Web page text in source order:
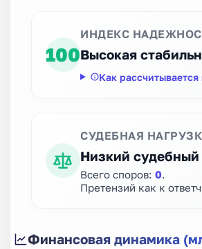
100
ИНДЕКС
Высокая
Как рассчитывается
СУДЕБНАЯ
Низкий судебный
Всего споров: 0
Претензий как к
Финансовая динамика